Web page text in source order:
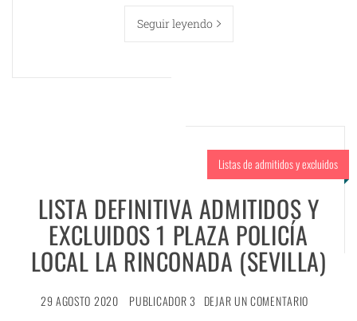
Seguir leyendo
Listas de admitidos y excluidos
LISTA DEFINITIVA ADMITIDOS Y
EXCLUIDOS 1 PLAZA POLICÍA
LOCAL LA RINCONADA (SEVILLA)
29 AGOSTO 2020 PUBLICADOR 3 DEJAR UN COMENTARIO